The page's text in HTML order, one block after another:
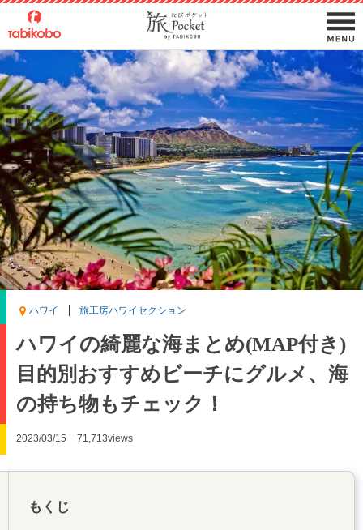
ハワイ 旅工房ハワイセクション
ハワイの綺麗な海まとめ(MAP付き)
目的別おすすめビーチにグルメ、海
の持ち物もチェック！
2023/03/15 71,713views
もくじ